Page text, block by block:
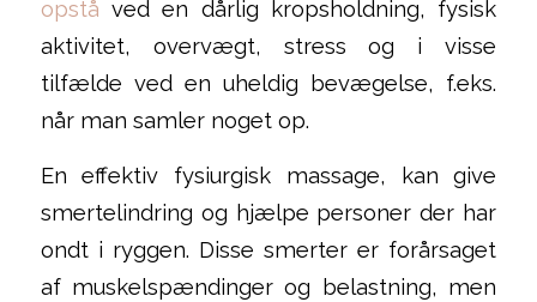
opstå ved en dårlig kropsholdning, fysisk
aktivitet, overvægt, stress og i visse
tilfælde ved en uheldig bevægelse, f.eks.
når man samler noget op.
En effektiv fysiurgisk massage, kan give
smertelindring og hjælpe personer der har
ondt i ryggen. Disse smerter er forårsaget
af muskelspændinger og belastning, men